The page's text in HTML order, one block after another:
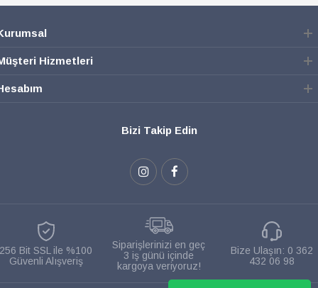
Hizmetleri
Bizi Takip Edin
256 Bit SSL ile %100
Güvenli Alışveriş
Siparişlerinizi en geç
3 iş günü içinde
kargoya veriyoruz!
Bize Ulaşın: 0 362
432 06 98